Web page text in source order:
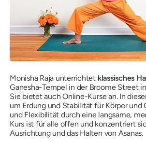
Monisha Raja unterrichtet klassisches
Ganesha-Tempel in der Broome Street
Sie bietet auch Online-Kurse an. In
um Erdung und Stabilität für Körper und
und Flexibilität durch eine langsame,
Kurs ist für alle offen und konzentriert
Ausrichtung und das Halten von Asanas.